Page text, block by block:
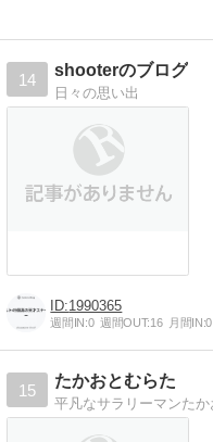
14
shooterのブログ
日々の思い出
1990365
週間IN:0 週間OUT:16 月間IN:0
15
たかおとむらた